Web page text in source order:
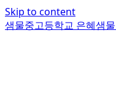
Skip to content
샘물중고등학교 은혜샘